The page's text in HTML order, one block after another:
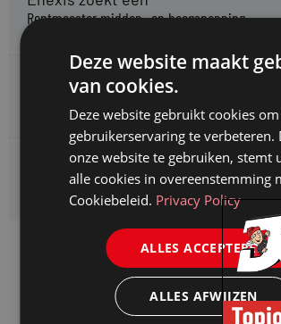
Rentmeester midden- en hoogspanning
Enexis zoekt een
Enexis zoekt een
Rentmeester
Deze website maakt
van cookies.
Deze website gebruikt cookies
gebruikerservaring te verbeteren.
onze website te gebruiken, stemt
alle cookies in overeenstemming
Cookiebeleid. Privacy Policy
ALLES ACCEPTEREN
ALLES AFWIJZEN